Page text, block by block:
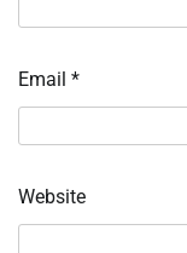
Email *
Website